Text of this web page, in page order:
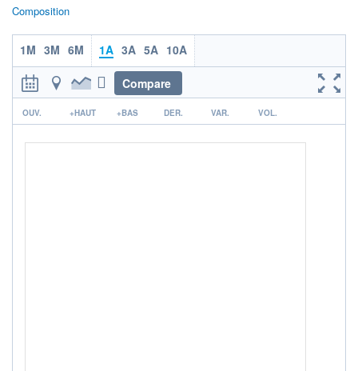
Non éligible Boursobank
ACTIF NET (EUR)
5 516M / 30.04.25
NOTATION MORNINGSTAR ⁽¹⁾
2/7
Composition
1M 3M 6M 1A 3A 5A 10A
Compare
r
OUV. +HAUT +BAS DER. VAR. VOL.